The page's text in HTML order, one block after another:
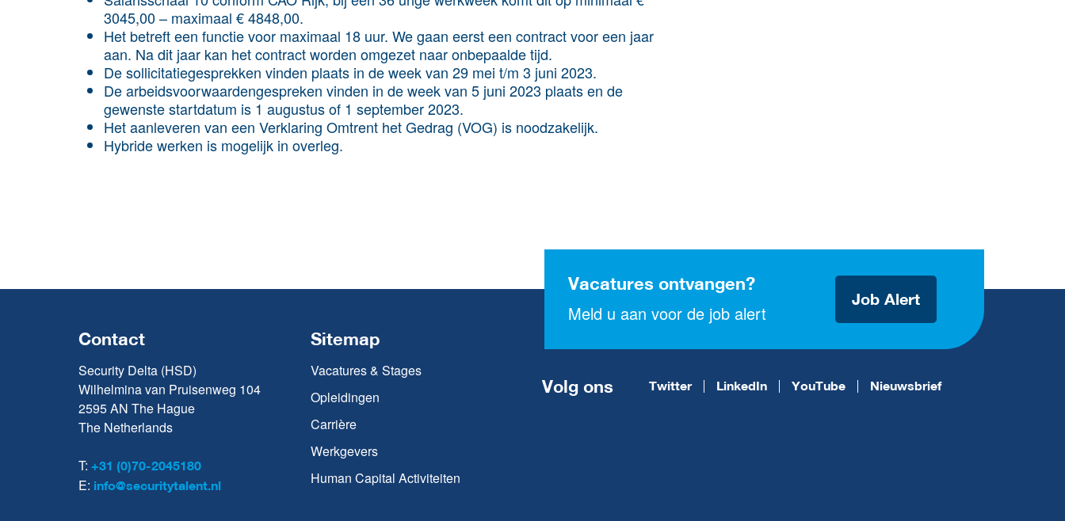
3045,00 – maximaal € 4848,00.
Het betreft een functie voor maximaal 18 uur. We gaan eerst een contract voor een jaar
aan. Na dit jaar kan het contract worden omgezet naar onbepaalde tijd.
De sollicitatiegesprekken vinden plaats in de week van 29 mei t/m 3 juni 2023.
De arbeidsvoorwaardengespreken vinden in de week van 5 juni 2023 plaats en de
gewenste startdatum is 1 augustus of 1 september 2023.
Het aanleveren van een Verklaring Omtrent het Gedrag (VOG) is noodzakelijk.
Hybride werken is mogelijk in overleg.
Vacatures ontvangen?
Meld u aan voor de job alert
Job Alert
Contact
Security Delta (HSD)
Wilhelmina van Pruisenweg 104
2595 AN The Hague
The Netherlands
T: +31 (0)70-2045180
E: info@securitytalent.nl
Sitemap
Vacatures & Stages
Opleidingen
Carrière
Werkgevers
Human Capital Activiteiten
Volg ons Twitter LinkedIn YouTube Nieuwsbrief